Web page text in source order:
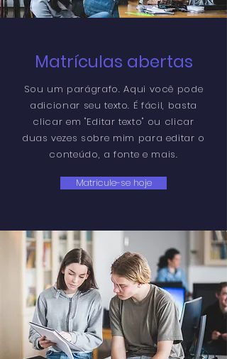
Matrículas abertas
Sou um parágrafo. Aqui você pode
adicionar seu texto. É fácil, basta
clicar em "Editar texto" ou clicar
duas vezes sobre mim para editar o
conteúdo, a fonte e mais.
Matricule-se hoje